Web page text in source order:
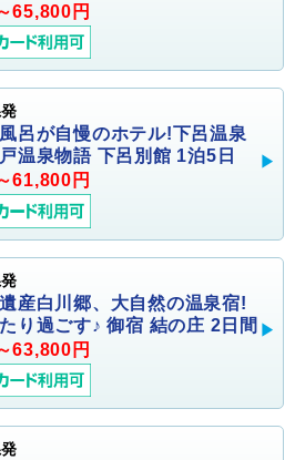
65,800円
呂が自慢のホテル!下呂温泉
温泉物語 下呂別館 1泊5日
61,800円
産白川郷、大自然の温泉宿!
り過ごす♪ 御宿 結の庄 2日間
63,800円